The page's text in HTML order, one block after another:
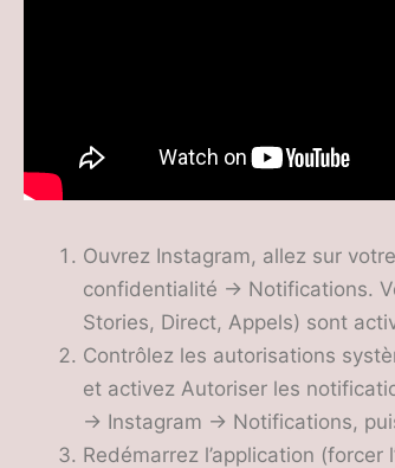
Ouvrez Instagram, allez sur
confidentialité → Notifications.
Stories, Direct, Appels) sont
Contrôlez les autorisations
et activez Autoriser les
→ Instagram → Notifications,
Redémarrez l’application (forcer